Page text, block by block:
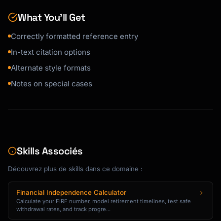
Gladwell (2008)
```
2 Authors:
Author, A. A., & Author, B. B. (Year). Title.
Publisher.
21+ Authors:
```
#### Edited Book
What You’ll Get
Correctly formatted reference entry
In-text citation options
Alternate style formats
Notes on special cases
Skills Associés
Découvrez plus de skills dans ce domaine :
Financial Independence Calculator
Calculate your FIRE number, model retirement timelines, test safe
withdrawal rates, and track progre...